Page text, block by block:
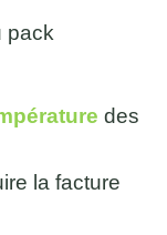
pack
des
la facture